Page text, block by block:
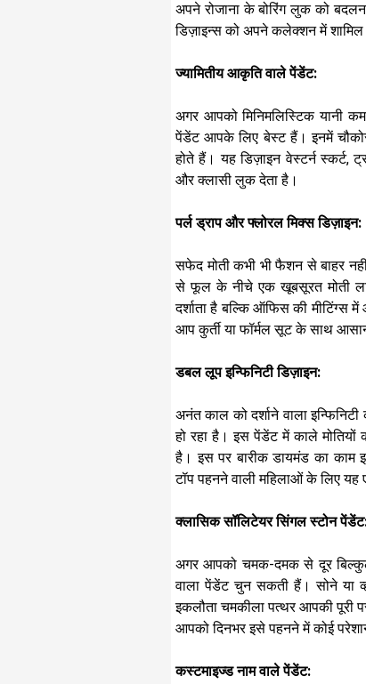
अपने रोजाना के बोरिंग लुक को
डिज़ाइन्स को अपने कलेक्शन में
ज्यामितीय आकृति वाले पेंडेंट:
अगर आपको मिनिमलिस्टिक यानी
पेंडेंट आपके लिए बेस्ट हैं। इनमें
होते हैं। यह डिज़ाइन वेस्टर्न स्कर्ट,
और क्लासी लुक देता है। ​
पर्ल ड्राप और फ्लोरल मिक्स डिज़ाइन:
सफेद मोती कभी भी फैशन से बाहर
से फूल के नीचे एक खूबसूरत मोती
दर्शाता है बल्कि ऑफिस की
आप कुर्ती या फॉर्मल सूट के साथ
डबल लूप इन्फिनिटी डिज़ाइन:
अनंत काल को दर्शाने वाला
हो रहा है। इस पेंडेंट में काले मोतियों
है। इस पर बारीक डायमंड का
टॉप पहनने वाली महिलाओं के लिए यह
क्लासिक सॉलिटेयर सिंगल स्टोन
अगर आपको चमक-दमक से दूर
वाला पेंडेंट चुन सकती हैं। सोने या
इकलौता चमकीला पत्थर आपकी पूरी
आपको दिनभर इसे पहनने में कोई
कस्टमाइज्ड नाम वाले पेंडेंट: